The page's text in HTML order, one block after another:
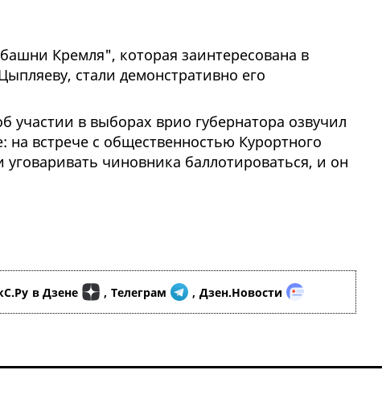
Кремля", которая заинтересована в
стали демонстративно его
в выборах врио губернатора озвучил
на встрече с общественностью Курортного
уговаривать чиновника баллотироваться, и он
в Дзене , Телеграм , Дзен.Новости